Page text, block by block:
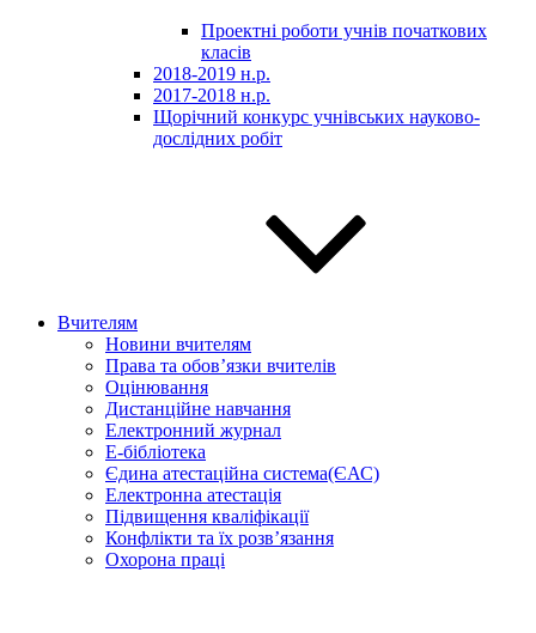
Проектні роботи учнів початкових
класів
2018-2019 н.р.
2017-2018 н.р.
Щорічний конкурс учнівських науково-
дослідних робіт
Вчителям
Новини вчителям
Права та обов’язки вчителів
Оцінювання
Дистанційне навчання
Електронний журнал
E-бібліотека
Єдина атестаційна система(ЄАС)
Електронна атестація
Підвищення кваліфікації
Конфлікти та їх розв’язання
Охорона праці